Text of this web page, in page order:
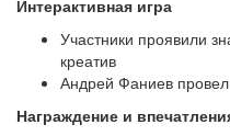
Интерактивная игра
Участники проявили
креатив
Андрей Фаниев
Награждение и